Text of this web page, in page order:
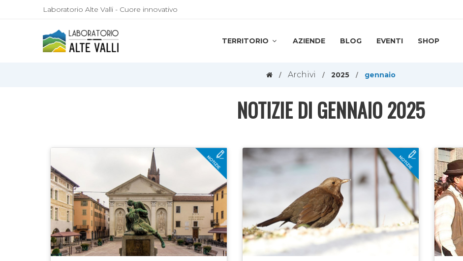
Laboratorio Alte Valli - Cuore innovativo
TERRITORIO AZIENDE BLOG EVENTI SHOP
Archivi 2025 gennaio
NOTIZIE DI GENNAIO 2025